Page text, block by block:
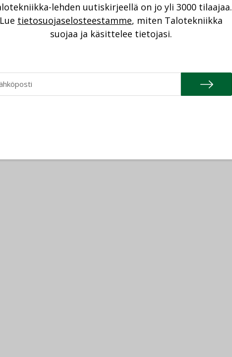
lehden uutiskirjeellä on jo yli 3000 tilaajaa.
Lue tietosuojaselosteestamme, miten Talotekniikka
suojaa ja käsittelee tietojasi.